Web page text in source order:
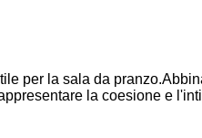
per la sala da pranzo.
la coesione e